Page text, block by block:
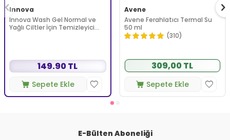
Innova
Innova Wash Gel Normal ve
Yağlı Ciltler İçin Temizleyici
149.90 TL
Sepete Ekle
Avene
Avene Ferahlatıcı Termal Su
50 ml
(310)
309,00 TL
Sepete Ekle
E-Bülten Aboneliği